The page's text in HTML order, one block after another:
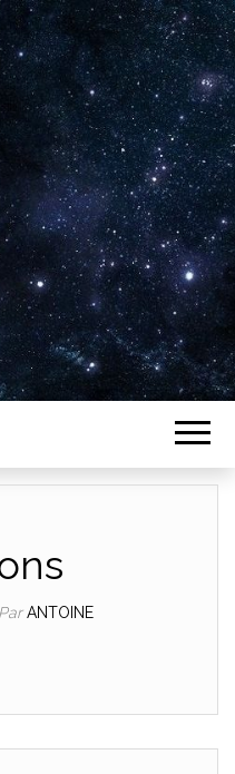
de films
ParANTOINE